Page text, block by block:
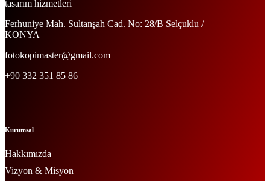
Ferhuniye Mah. Sultanşah Cad. No: 28/B Selçuklu /
KONYA
fotokopimaster@gmail.com
+90 332 351 85 86
Kurumsal
Hakkımızda
Vizyon & Misyon